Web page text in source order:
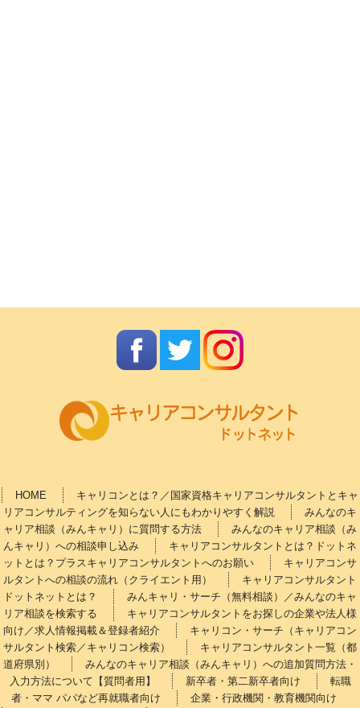
HOME
キャリコンとは？／国家資格キャリアコンサルタントとキャ
リアコンサルティングを知らない人にもわかりやすく解説
みんなのキ
ャリア相談（みんキャリ）に質問する方法
みんなのキャリア相談（み
んキャリ）への相談申し込み
キャリアコンサルタントとは？ドットネ
ットとは？プラスキャリアコンサルタントへのお願い
キャリアコンサ
ルタントへの相談の流れ（クライエント用）
キャリアコンサルタント
ドットネットとは？
みんキャリ・サーチ（無料相談）／みんなのキャ
リア相談を検索する
キャリアコンサルタントをお探しの企業や法人様
向け／求人情報掲載＆登録者紹介
キャリコン・サーチ（キャリアコン
サルタント検索／キャリコン検索）
キャリアコンサルタント一覧（都
道府県別）
みんなのキャリア相談（みんキャリ）への追加質問方法・
入力方法について【質問者用】
新卒者・第二新卒者向け
転職
者・ママ パパなど再就職者向け
企業・行政機関・教育機関向け